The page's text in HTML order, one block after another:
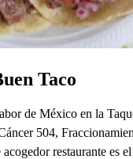
Taco
de México en la
504,
restaurante es